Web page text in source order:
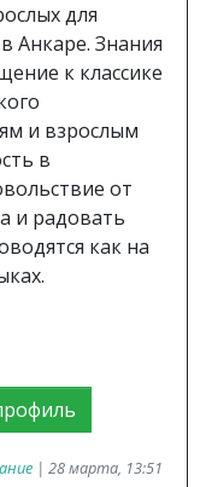
для
Анкаре. Знания
к классике
и взрослым
в
от
и радовать
как на
| 28 марта, 13:51